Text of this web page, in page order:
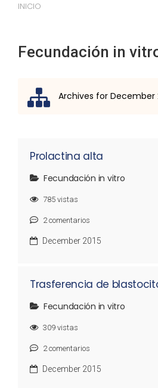
INICIO
Fecundación in
Archives for December
Prolactina alta
Fecundación in vitro
785 vistas
2comentarios
December 2015
Trasferencia de
Fecundación in vitro
309 vistas
2comentarios
December 2015